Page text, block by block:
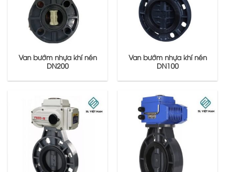
Van bướm nhựa khí nén
DN200
Van bướm nhựa khí nén
DN100